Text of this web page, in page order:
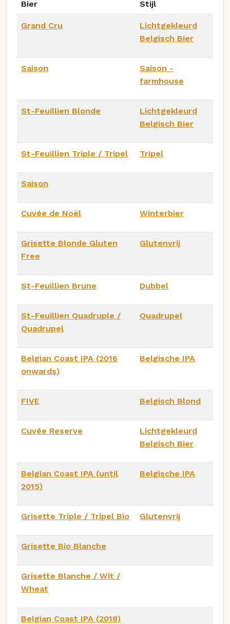
Bier Stijl
Grand Cru
Lichtgekleurd
Belgisch Bier
Saison
Saison -
farmhouse
St-Feuillien Blonde
Lichtgekleurd
Belgisch Bier
St-Feuillien Triple / Tripel Tripel
Saison
Cuvée de Noël Winterbier
Grisette Blonde Gluten
Free
Glutenvrij
St-Feuillien Brune Dubbel
St-Feuillien Quadruple /
Quadrupel
Quadrupel
Belgian Coast IPA (2016
onwards)
Belgische IPA
FIVE Belgisch Blond
Cuvée Reserve
Lichtgekleurd
Belgisch Bier
Belgian Coast IPA (until
2015)
Belgische IPA
Grisette Triple / Tripel Bio Glutenvrij
Grisette Bio Blanche
Grisette Blanche / Wit /
Wheat
Belgian Coast IPA (2018)